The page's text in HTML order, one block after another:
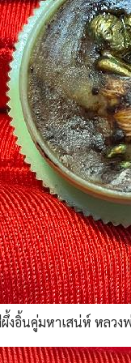
งอิ้นคู่มหาเสน่ห์ หลวง